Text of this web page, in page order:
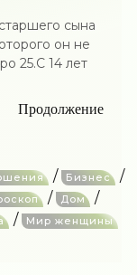
сына
он не
25.С 14 лет
Продолжение
/ Бизнес /
/ Дом /
/ Мир женщины